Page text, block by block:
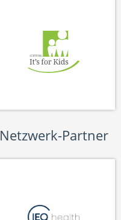
Netzwerk-Partner